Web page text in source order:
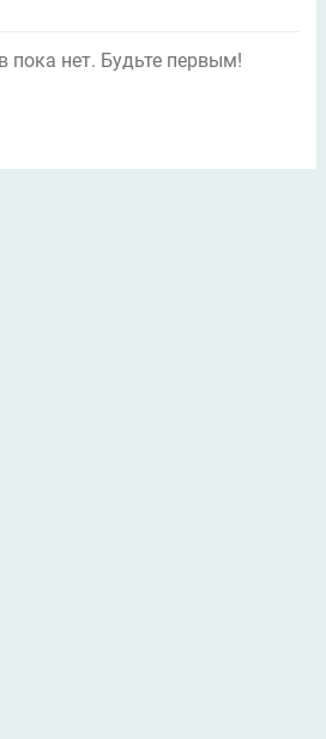
пока нет. Будьте первым!